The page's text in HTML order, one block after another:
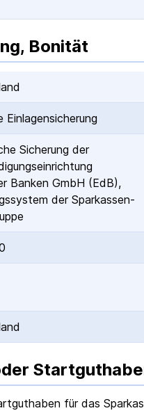
Bonität
Einlagen­sicherung
Sicherung der
Banken GmbH (EdB),
der Sparkassen-
für das